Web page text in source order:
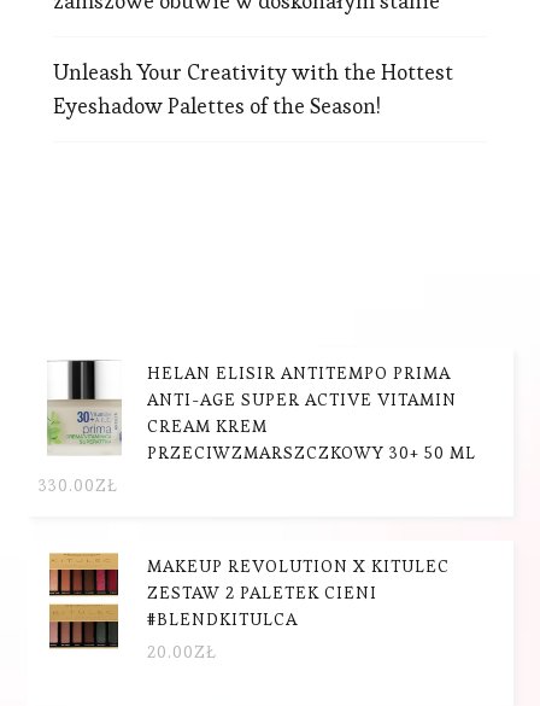
Unleash Your Creativity with the Hottest
Eyeshadow Palettes of the Season!
HELAN ELISIR ANTITEMPO PRIMA
ANTI-AGE SUPER ACTIVE VITAMIN
CREAM KREM
PRZECIWZMARSZCZKOWY 30+ 50 ML
330.00ZŁ
MAKEUP REVOLUTION X KITULEC
ZESTAW 2 PALETEK CIENI
#BLENDKITULCA
20.00ZŁ